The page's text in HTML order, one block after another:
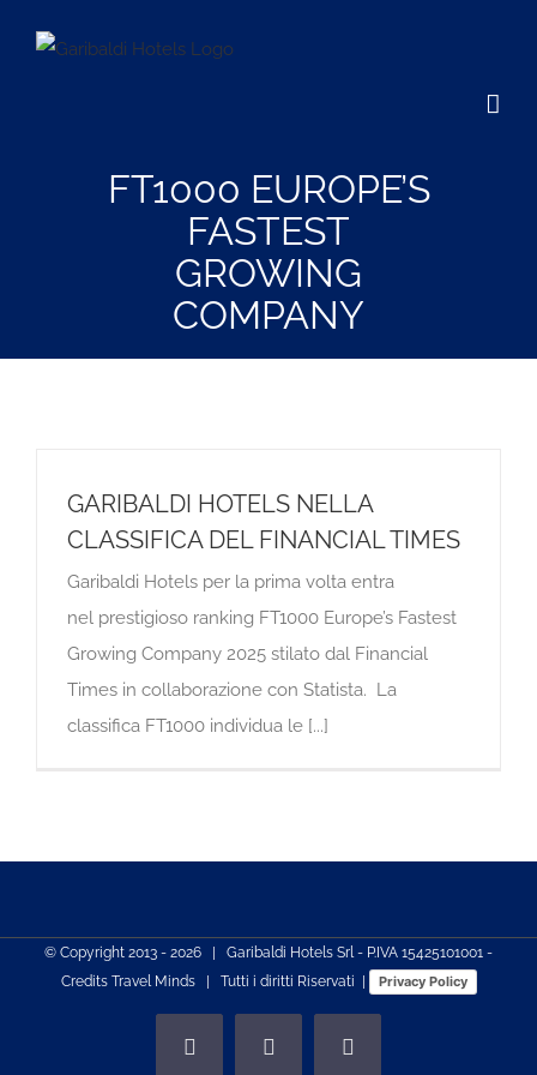
FT1000 EUROPE’S
FASTEST
GROWING
COMPANY
GARIBALDI HOTELS NELLA
CLASSIFICA DEL FINANCIAL TIMES
Garibaldi Hotels per la prima volta entra
nel prestigioso ranking FT1000 Europe’s Fastest
Growing Company 2025 stilato dal Financial
Times in collaborazione con Statista. La
classifica FT1000 individua le [...]
© Copyright 2013 - 2026 | Garibaldi Hotels Srl - P.IVA 15425101001 -
Credits Travel Minds| Tutti i diritti Riservati | Privacy Policy
FacebookInstagramLinkedIn